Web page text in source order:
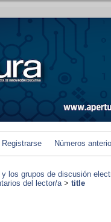
Registrarse Números
los grupos de discusión
del lector/a> title